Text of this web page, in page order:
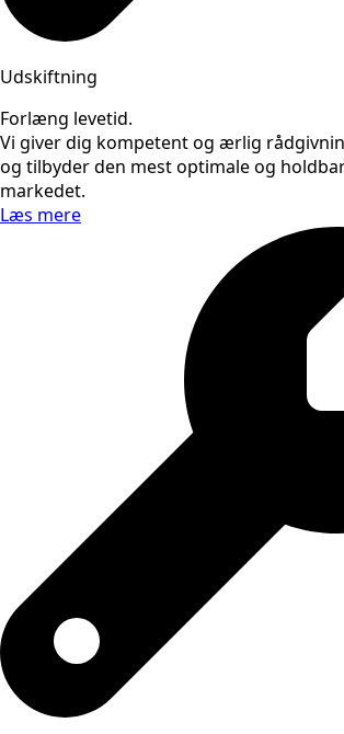
Udskiftning
Forlæng levetid.
Vi giver dig kompetent og ærlig
og tilbyder den mest optimale og
markedet.
Læs mere